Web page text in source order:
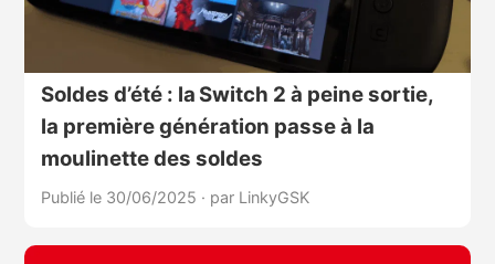
Soldes d’été : la Switch 2 à peine sortie,
la première génération passe à la
moulinette des soldes
Publié le 30/06/2025 · par LinkyGSK